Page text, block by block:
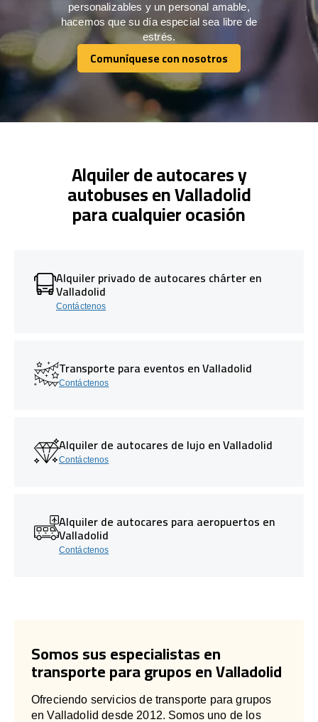
personalizables y un personal amable,
hacemos que su día especial sea libre de
estrés.
Comuníquese con nosotros
Comuníquese con nosotros
Alquiler de autocares y
autobuses en Valladolid
para cualquier ocasión
Alquiler privado de autocares chárter en
Valladolid
Contáctenos
Transporte para eventos en Valladolid
Contáctenos
Alquiler de autocares de lujo en Valladolid
Contáctenos
Alquiler de autocares para aeropuertos en
Valladolid
Contáctenos
Somos sus especialistas en
transporte para grupos en Valladolid
Ofreciendo servicios de transporte para grupos
en Valladolid desde 2012. Somos uno de los